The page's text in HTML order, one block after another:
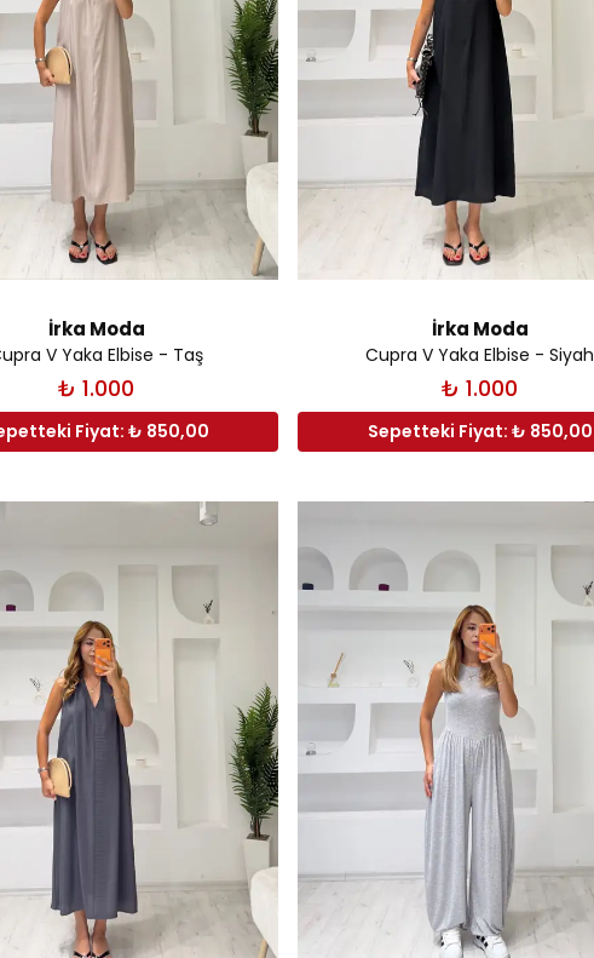
İrka Moda
V Yaka Elbise - Taş
₺ 1.000
Fiyat: ₺ 850,00
İrka Moda
Cupra V Yaka Elbise - Siyah
₺ 1.000
Sepetteki Fiyat: ₺ 850,00